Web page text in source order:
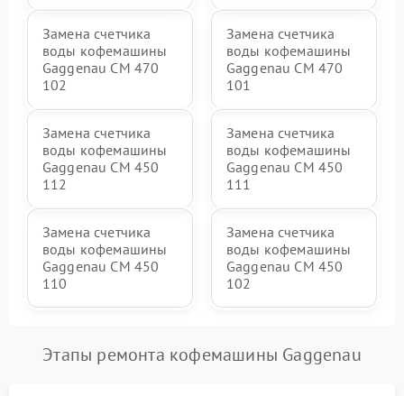
Замена счетчика
воды кофемашины
Gaggenau CM 470
102
Замена счетчика
воды кофемашины
Gaggenau CM 470
101
Замена счетчика
воды кофемашины
Gaggenau CM 450
112
Замена счетчика
воды кофемашины
Gaggenau CM 450
111
Замена счетчика
воды кофемашины
Gaggenau CM 450
110
Замена счетчика
воды кофемашины
Gaggenau CM 450
102
Этапы ремонта кофемашины Gaggenau